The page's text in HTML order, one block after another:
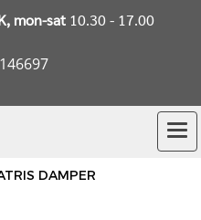
mon-sat10.30 - 17.00
DAMPER